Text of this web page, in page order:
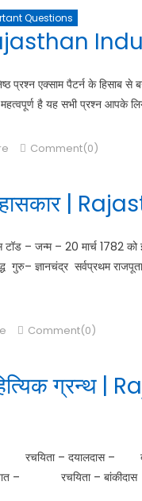
Questions
प्रश्न एक्साम पैटर्न के हिसाब
है यह सभी प्रश्न आपके
Comment(0)
|
– जन्म – 20 मार्च 1782
गुरु– ज्ञानचंद्र सर्वप्रथम
Comment(0)
रचयिता – दयालदास –
– रचयिता –